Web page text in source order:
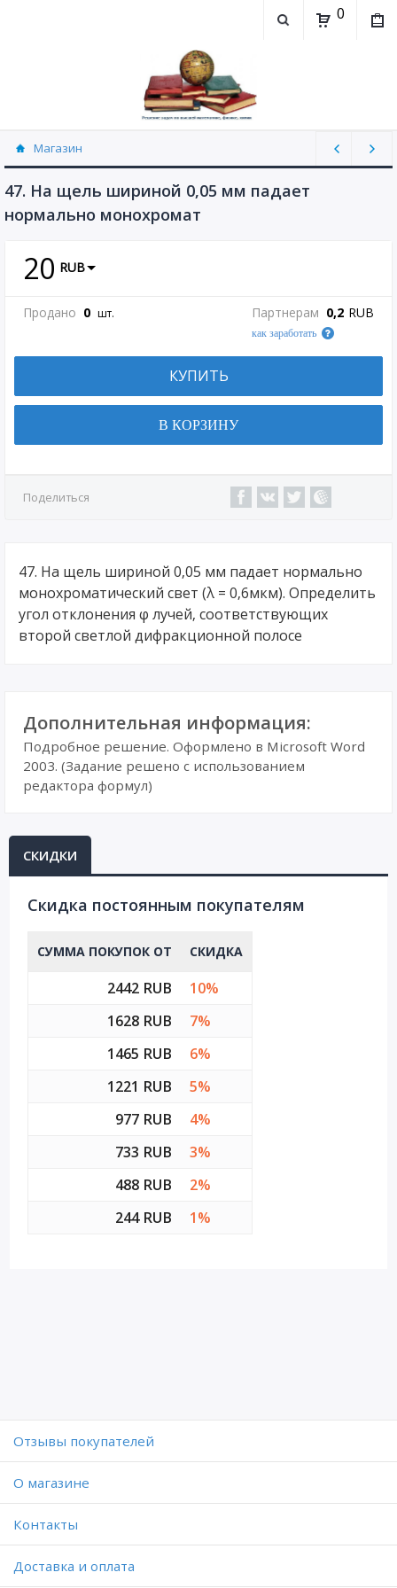
0
Магазин
Физика, химия (рассылаю Doc+PDF) (8689)
47. На щель шириной 0,05 мм падает
нормально монохромат
20 RUB
Продано 0 шт. Партнерам 0,2 RUB
как заработать
КУПИТЬ
В КОРЗИНУ
Поделиться
47. На щель шириной 0,05 мм падает нормально
монохроматический свет (λ = 0,6мкм). Определить
угол отклонения φ лучей, соответствующих
второй светлой дифракционной полосе
Дополнительная информация:
Подробное решение. Оформлено в Microsoft Word
2003. (Задание решено с использованием
редактора формул)
СКИДКИ
Cкидка постоянным покупателям
СУММА ПОКУПОК ОТ СКИДКА
2442 RUB
10%
1628 RUB
7%
1465 RUB
6%
1221 RUB
5%
977 RUB
4%
733 RUB
3%
488 RUB
2%
244 RUB
1%
Отзывы покупателей
O магазине
Контакты
Доставка и оплата